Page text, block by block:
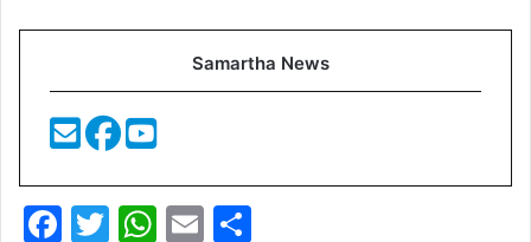
Samartha News
F
T
W E